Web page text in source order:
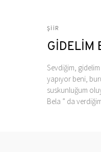
ŞIIR
GİDELİM
Sevdiğim,
yapıyor beni,
suskunluğum
Bela ” da